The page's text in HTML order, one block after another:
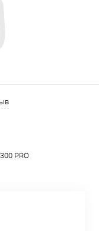
PRO